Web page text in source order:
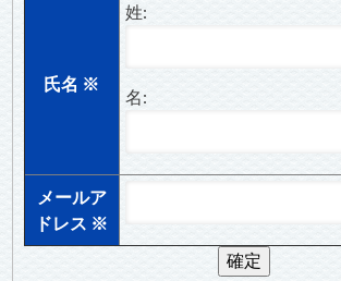
氏名 ※
姓:
名:
メールア
ドレス ※